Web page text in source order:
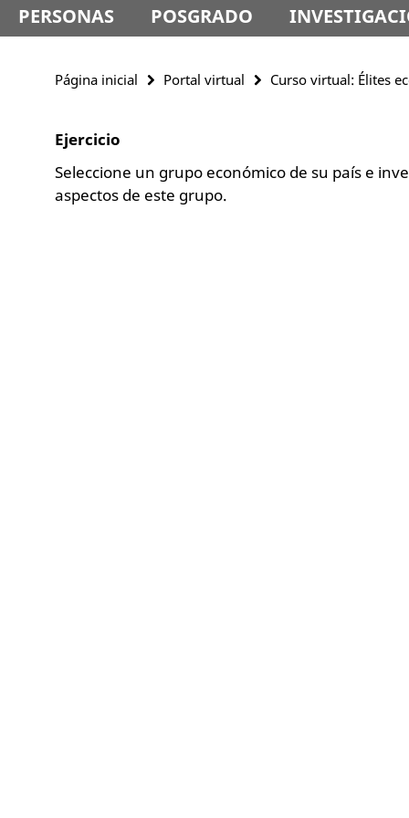
PERSONAS POSGRADO
Página inicial Portal virtual Curso virtual: Élites
Ejercicio
Seleccione un grupo económico de su país e
aspectos de este grupo.